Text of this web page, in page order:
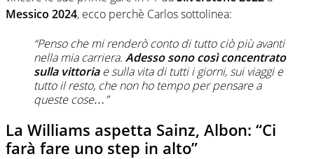
Messico 2024, ecco perchè Carlos sottolinea:
“Penso che mi renderò conto di tutto ciò più avanti
nella mia carriera. Adesso sono così concentrato
sulla vittoriae sulla vita di tutti i giorni, sui viaggi e
tutto il resto, che non ho tempo per pensare a
queste cose…”
La Williams aspetta Sainz, Albon: “Ci
farà fare uno step in alto”